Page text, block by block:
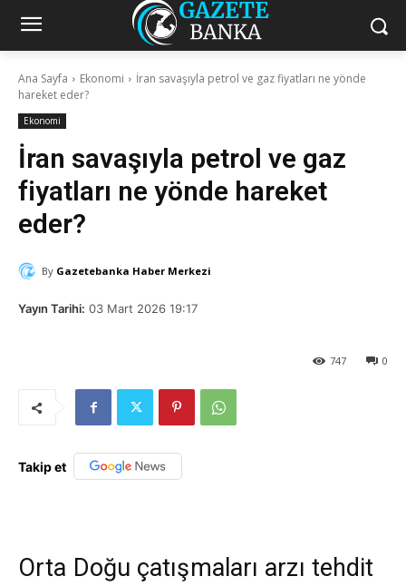
Ana Sayfa Ekonomi
İran savaşıyla petrol ve gaz fiyatları ne yönde
hareket eder?
Ekonomi
İran savaşıyla petrol ve gaz
fiyatları ne yönde hareket
eder?
By Gazetebanka Haber Merkezi
Yayın Tarihi: 03 Mart 2026 19:17
0
747
Takip et
Orta Doğu çatışmaları arzı tehdit